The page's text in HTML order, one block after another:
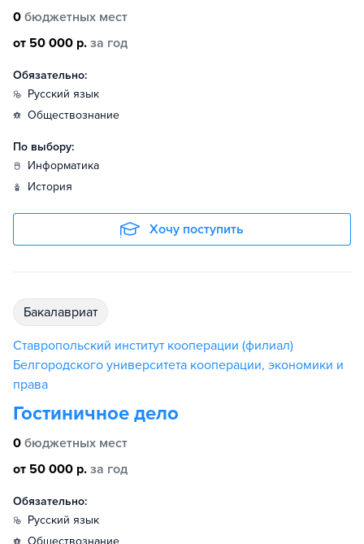
0 бюджетных мест
от 50 000 р. за год
Обязательно:
русский язык
обществознание
По выбору:
информатика
история
Хочу поступить
бакалавриат
Ставропольский институт кооперации (филиал)
Белгородского университета кооперации, экономики и
права
Гостиничное дело
0 бюджетных мест
от 50 000 р. за год
Обязательно:
русский язык
обществознание